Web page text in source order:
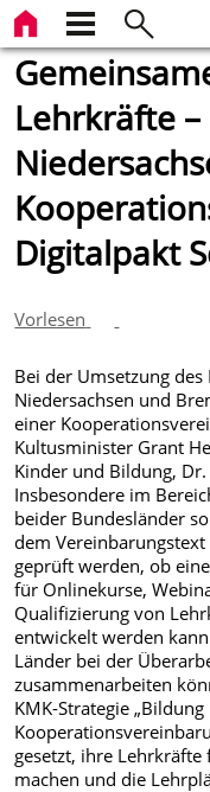
Lehrkräfte
Digitalpakt
Vorlesen
Bei der Umsetzung
Niedersachsen und
einer
Kultusminister Grant
Kinder und Bildung,
Insbesondere im
beider Bundesländer
dem
geprüft werden, ob
für Onlinekurse,
Qualifizierung von
entwickelt werden
Länder bei der
zusammenarbeiten
KMK-Strategie
gesetzt, ihre
machen und die